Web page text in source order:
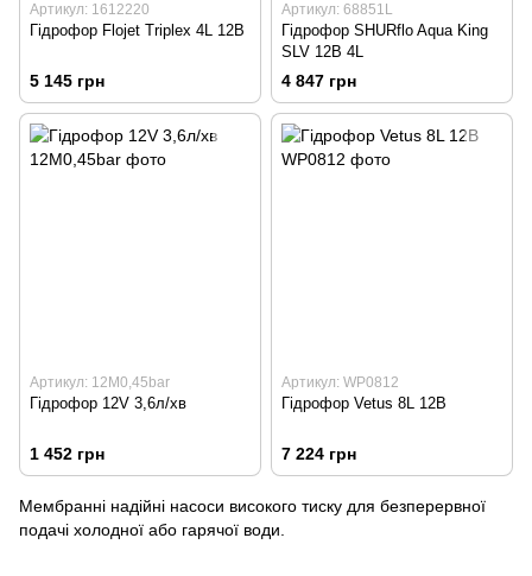
Артикул: 1612220
Гідрофор Flojet Triplex 4L 12В
5 145 грн
Артикул: 68851L
Гідрофор SHURflo Aqua King
SLV 12В 4L
4 847 грн
Артикул: 12М0,45bar
Гідрофор 12V 3,6л/хв
1 452 грн
Артикул: WP0812
Гідрофор Vetus 8L 12В
7 224 грн
Мембранні надійні насоси високого тиску для безперервної
подачі холодної або гарячої води.